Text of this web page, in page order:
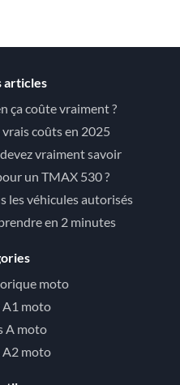
articles
ça coûte vraiment ?
coûts en 2025
vraiment savoir
un TMAX 530 ?
les véhicules autorisés
en 2 minutes
moto
A1 moto
A moto
A2 moto